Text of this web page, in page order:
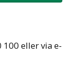
eller via e-